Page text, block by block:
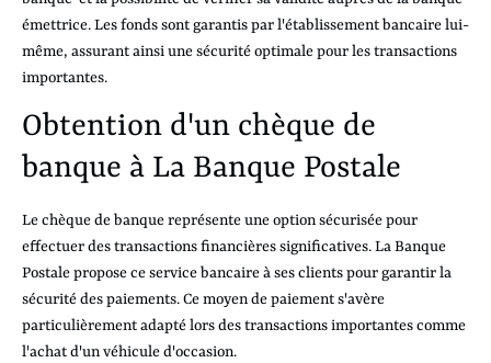
émettrice. Les fonds sont garantis par l'établissement bancaire lui-
même, assurant ainsi une sécurité optimale pour les transactions
importantes.
Obtention d'un chèque de
banque à La Banque Postale
Le chèque de banque représente une option sécurisée pour
effectuer des transactions financières significatives. La Banque
Postale propose ce service bancaire à ses clients pour garantir la
sécurité des paiements. Ce moyen de paiement s'avère
particulièrement adapté lors des transactions importantes comme
l'achat d'un véhicule d'occasion.